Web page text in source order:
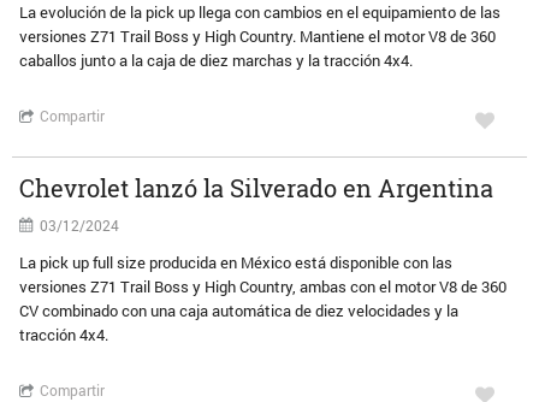
La evolución de la pick up llega con cambios en el equipamiento de las
versiones Z71 Trail Boss y High Country. Mantiene el motor V8 de 360
caballos junto a la caja de diez marchas y la tracción 4x4.
Compartir
Chevrolet lanzó la Silverado en Argentina
03/12/2024
La pick up full size producida en México está disponible con las
versiones Z71 Trail Boss y High Country, ambas con el motor V8 de 360
CV combinado con una caja automática de diez velocidades y la
tracción 4x4.
Compartir